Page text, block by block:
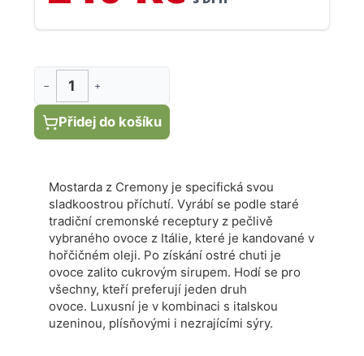
− +
Přidej do košíku
Mostarda z Cremony je specifická svou
sladkoostrou příchutí. Vyrábí se podle staré
tradiční cremonské receptury z pečlivě
vybraného ovoce z Itálie, které je kandované v
hořčičném oleji. Po získání ostré chuti je
ovoce zalito cukrovým sirupem. Hodí se pro
všechny, kteří preferují jeden druh
ovoce. Luxusní je v kombinaci s italskou
uzeninou, plísňovými i nezrajícími sýry.